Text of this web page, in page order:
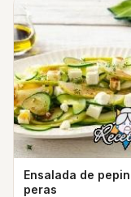
Ensalada de
peras